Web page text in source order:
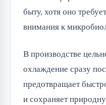
быту, хотя оно
внимания к
В производстве
охлаждение сразу
предотвращает
и сохраняет